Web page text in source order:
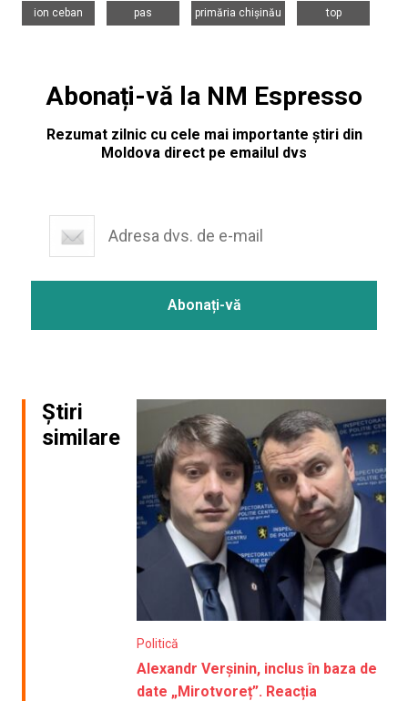
ion ceban
pas
primăria chișinău
top
Abonați-vă la NM Espresso
Rezumat zilnic cu cele mai importante știri din
Moldova direct pe emailul dvs
Știri
similare
Politică
Alexandr Verșinin, inclus în baza de
date „Mirotvoreț”. Reacția